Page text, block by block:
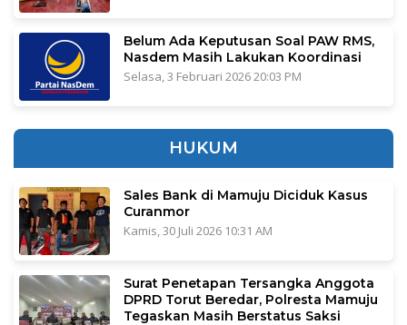
Belum Ada Keputusan Soal PAW RMS,
Nasdem Masih Lakukan Koordinasi
Selasa, 3 Februari 2026 20:03 PM
HUKUM
Sales Bank di Mamuju Diciduk Kasus
Curanmor
Kamis, 30 Juli 2026 10:31 AM
Surat Penetapan Tersangka Anggota
DPRD Torut Beredar, Polresta Mamuju
Tegaskan Masih Berstatus Saksi